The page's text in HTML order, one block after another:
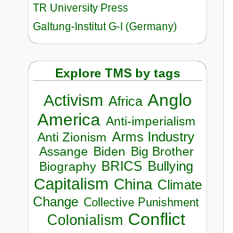
TR University Press
Galtung-Institut G-I (Germany)
Explore TMS by tags
Activism Africa Anglo
America Anti-imperialism
Anti Zionism Arms Industry
Assange Biden Big Brother
Biography BRICS Bullying
Capitalism China Climate
Change Collective Punishment
Colonialism Conflict